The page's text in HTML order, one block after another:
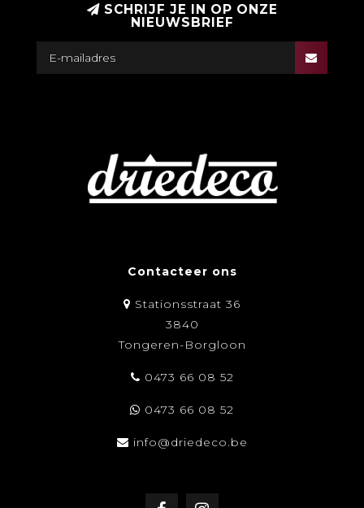
SCHRIJF JE IN OP ONZE
NIEUWSBRIEF
Contacteer ons
Stationsstraat 36
3840
Tongeren-Borgloon
0473 66 08 52
0473 66 08 52
info@driedeco.be